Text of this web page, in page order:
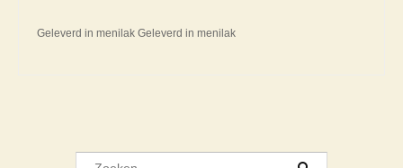
Geleverd in menilak Geleverd in menilak